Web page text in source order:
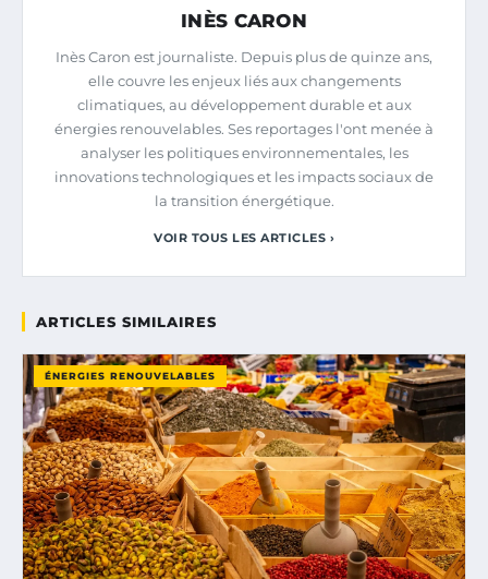
INÈS CARON
Inès Caron est journaliste. Depuis plus de quinze ans,
elle couvre les enjeux liés aux changements
climatiques, au développement durable et aux
énergies renouvelables. Ses reportages l'ont menée à
analyser les politiques environnementales, les
innovations technologiques et les impacts sociaux de
la transition énergétique.
VOIR TOUS LES ARTICLES ›
ARTICLES SIMILAIRES
ÉNERGIES RENOUVELABLES